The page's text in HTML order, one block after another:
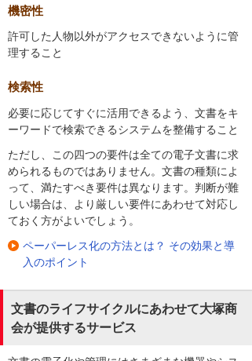
機密性
許可した人物以外がアクセスできないように管
理すること
検索性
必要に応じてすぐに活用できるよう、文書をキ
ーワードで検索できるシステムを整備すること
ただし、この四つの要件は全ての電子文書に求
められるものではありません。文書の種類によ
って、満たすべき要件は異なります。判断が難
しい場合は、より厳しい要件にあわせて対応し
ておく方がよいでしょう。
ペーパーレス化の方法とは？ その効果と導
入のポイント
文書のライフサイクルにあわせて大塚商
会が提供するサービス